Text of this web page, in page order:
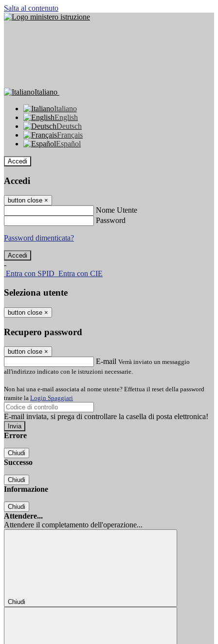
Salta al contenuto
Italiano
Italiano
English
Deutsch
Français
Español
Accedi
Accedi
button close ×
Nome Utente
Password
Password dimenticata?
-
Entra con SPID Entra con CIE
Seleziona utente
button close ×
Recupero password
button close ×
E-mail Verrà inviato un messaggio
all'indirizzo indicato con le istruzioni necessarie.
Non hai una e-mail associata al nome utente? Effettua il reset della password
tramite la Login Spaggiari
E-mail inviata, si prega di controllare la casella di posta elettronica!
Errore
Chiudi
Successo
Chiudi
Informazione
Chiudi
Attendere...
Attendere il completamento dell'operazione...
Chiudi